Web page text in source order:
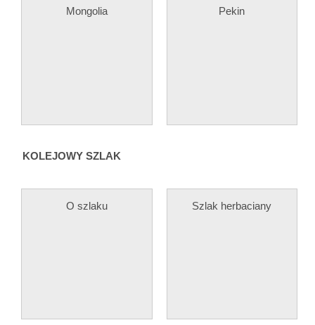
Mongolia Pekin
KOLEJOWY SZLAK
O szlaku Szlak herbaciany